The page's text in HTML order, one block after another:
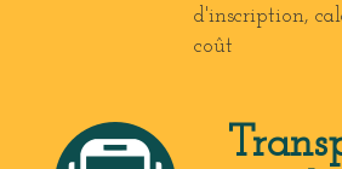
d'inscription,
coût